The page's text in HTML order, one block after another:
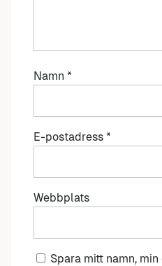
Namn *
E-postadress *
Webbplats
Spara mitt namn,